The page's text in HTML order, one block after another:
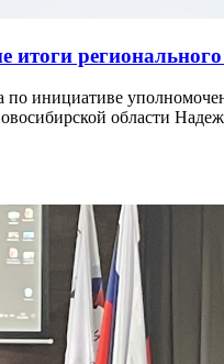
регионального
по инициативе
области